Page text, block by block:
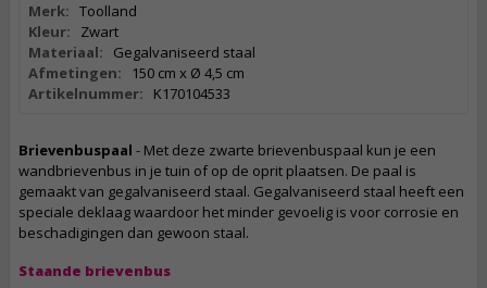
Merk: Toolland
Kleur:
Zwart
Materiaal:
Gegalvaniseerd staal
Afmetingen:
150 cm x Ø 4,5 cm
Artikelnummer:
K170104533
Brievenbuspaal - Met deze zwarte brievenbuspaal kun je een
wandbrievenbus in je tuin of op de oprit plaatsen. De paal is
gemaakt van gegalvaniseerd staal. Gegalvaniseerd staal heeft een
speciale deklaag waardoor het minder gevoelig is voor corrosie en
beschadigingen dan gewoon staal.
Staande brievenbus